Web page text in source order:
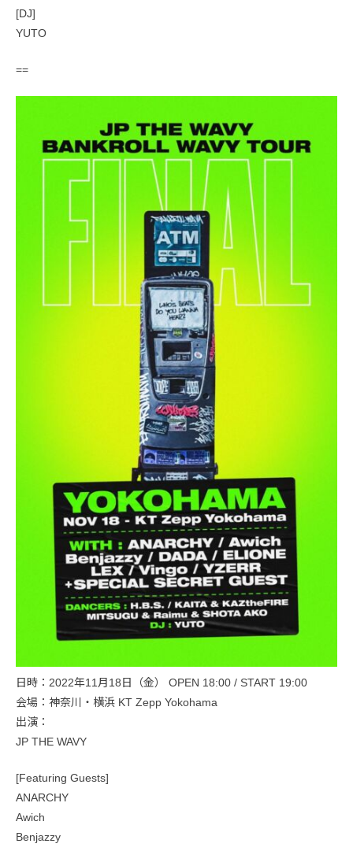
[DJ]
YUTO
==
日時：2022年11月18日（金） OPEN 18:00 / START 19:00
会場：神奈川・横浜 KT Zepp Yokohama
出演：
JP THE WAVY
[Featuring Guests]
ANARCHY
Awich
Benjazzy